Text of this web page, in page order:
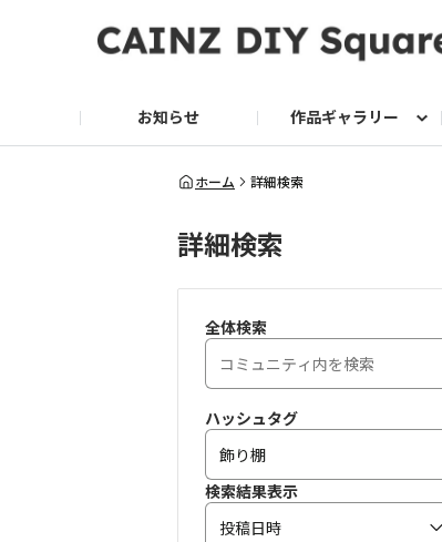
お知らせ 作品ギャラリー
グリーン
家庭菜園2026
DIY レシピ グリーン レシピ
ドッグサークル
グリーン入荷情報
ホーム 詳細検索
詳細検索
全体検索
ハッシュタグ
検索結果表示
投稿日時